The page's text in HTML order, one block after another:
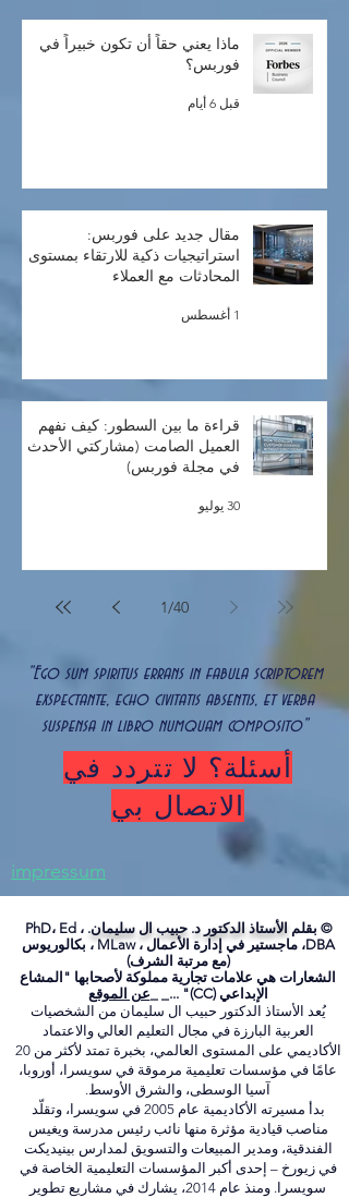
ماذا يعني حقاً أن تكون خبيراً في
فوربس؟
قبل 6 أيام
مقال جديد على فوربس:
استراتيجيات ذكية للارتقاء بمستوى
المحادثات مع العملاء
1 أغسطس
قراءة ما بين السطور: كيف نفهم
العميل الصامت (مشاركتي الأحدث
في مجلة فوربس)
30 يوليو
1/40
"Ego sum spiritus errans in fabula scriptorem
exspectante, echo civitatis absentis, et verba
suspensa in libro numquam composito"
أسئلة؟ لا تتردد في
الاتصال بي
impressum
© بقلمالأستاذ الدكتور د. حبيب ال سليمان.PhD، Ed ،
DBA، ماجستير في إدارة الأعمال ، MLaw ، بكالوريوس
(مع مرتبة الشرف)
الشعارات هي علامات تجارية مملوكة لأصحابها "المشاع
الإبداعي (CC)" ..._ _
عن الموقع
يُعد الأستاذ الدكتور حبيب ال سليمان من الشخصيات
العربية البارزة في مجال التعليم العالي والاعتماد
الأكاديمي على المستوى العالمي، بخبرة تمتد لأكثر من 20
عامًا في مؤسسات تعليمية مرموقة في سويسرا، أوروبا،
آسيا الوسطى، والشرق الأوسط.
بدأ مسيرته الأكاديمية عام 2005 في سويسرا، وتقلّد
مناصب قيادية مؤثرة منها نائب رئيس مدرسة ويغيس
الفندقية، ومدير المبيعات والتسويق لمدارس بينيديكت
في زيورخ – إحدى أكبر المؤسسات التعليمية الخاصة في
سويسرا. ومنذ عام 2014، يشارك في مشاريع تطوير